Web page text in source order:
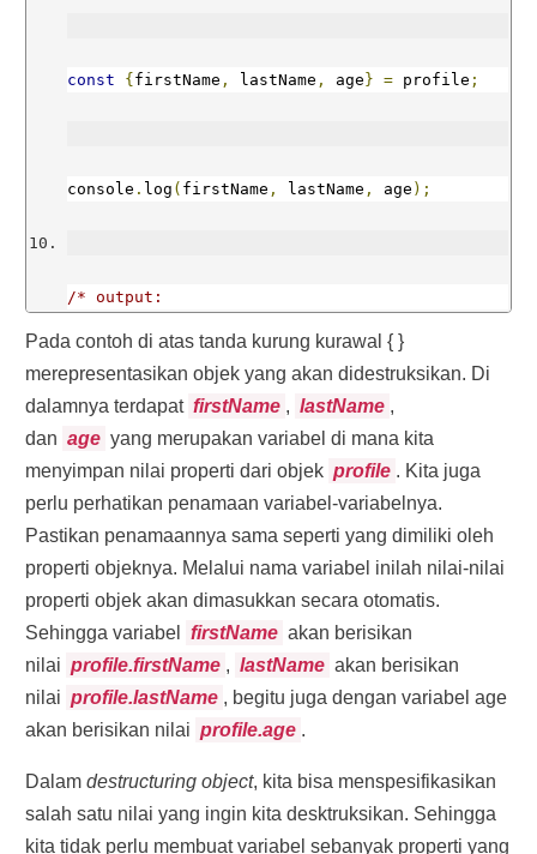
const { firstName , lastName , age } = profile ;
console . log ( firstName , lastName , age );
/* output:
John Doe 18
*/
Pada contoh di atas tanda kurung kurawal { }
merepresentasikan objek yang akan didestruksikan. Di
dalamnya terdapat firstName , lastName ,
dan age yang merupakan variabel di mana kita
menyimpan nilai properti dari objek profile . Kita juga
perlu perhatikan penamaan variabel-variabelnya.
Pastikan penamaannya sama seperti yang dimiliki oleh
properti objeknya. Melalui nama variabel inilah nilai-nilai
properti objek akan dimasukkan secara otomatis.
Sehingga variabel
firstName akan berisikan
nilai profile.firstName , lastName akan berisikan
nilai profile.lastName , begitu juga dengan variabel age
akan berisikan nilai profile.age .
Dalamdestructuring object, kita bisa menspesifikasikan
salah satu nilai yang ingin kita desktruksikan. Sehingga
kita tidak perlu membuat variabel sebanyak properti yang